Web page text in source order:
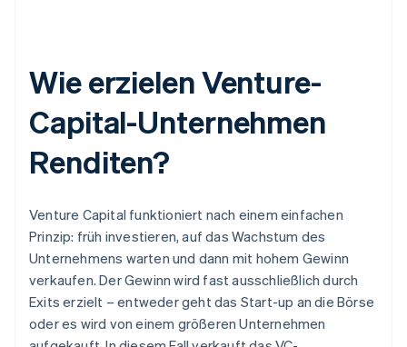
Wie erzielen Venture-
Capital-Unternehmen
Renditen?
Venture Capital funktioniert nach einem einfachen
Prinzip: früh investieren, auf das Wachstum des
Unternehmens warten und dann mit hohem Gewinn
verkaufen. Der Gewinn wird fast ausschließlich durch
Exits erzielt – entweder geht das Start-up an die Börse
oder es wird von einem größeren Unternehmen